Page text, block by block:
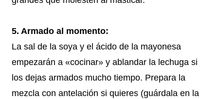
5. Armado al momento:
La sal de la soya y el ácido de la mayonesa
empezarán a «cocinar» y ablandar la lechuga si
los dejas armados mucho tiempo. Prepara la
mezcla con antelación si quieres (guárdala en la